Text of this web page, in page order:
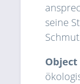
seine